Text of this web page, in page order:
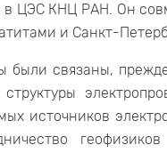
в ЦЭС КНЦ РАН. Он
и Санкт-
были связаны,
источников